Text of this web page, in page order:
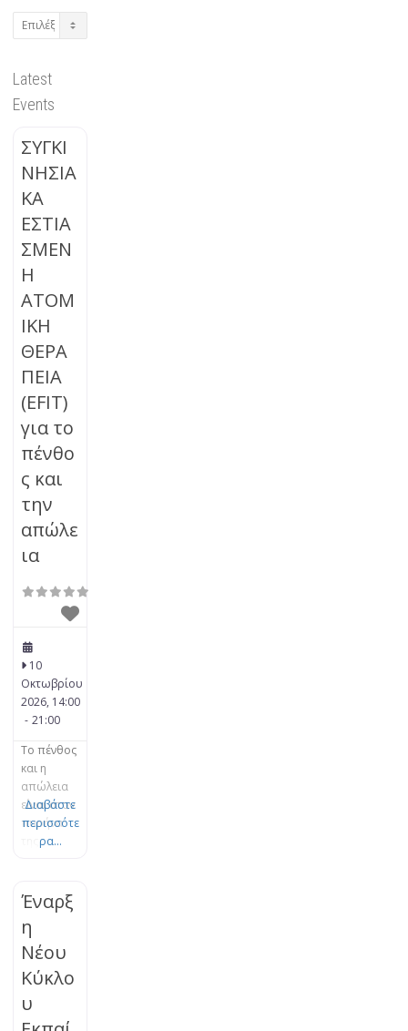
Archives
Latest
Events
ΣΥΓΚΙ
ΝΗΣΙΑ
ΚΑ
ΕΣΤΙΑ
ΣΜΕΝ
Η
ΑΤΟΜ
ΙΚΗ
ΘΕΡΑ
ΠΕΙΑ
(EFIT)
για το
πένθο
ς και
την
απώλε
ια
10
Οκτωβρίου
2026, 14:00
- 21:00
Το πένθος
και η
απώλεια
είναι στον
πυρήνα
Δεσμού.
Το πένθος
είναι μια
φυσική,
οργανική
διεργασία
εξέλιξης
και
Διαβάστε
περισσότε
ρα...
Έναρξ
η
Νέου
Κύκλο
υ